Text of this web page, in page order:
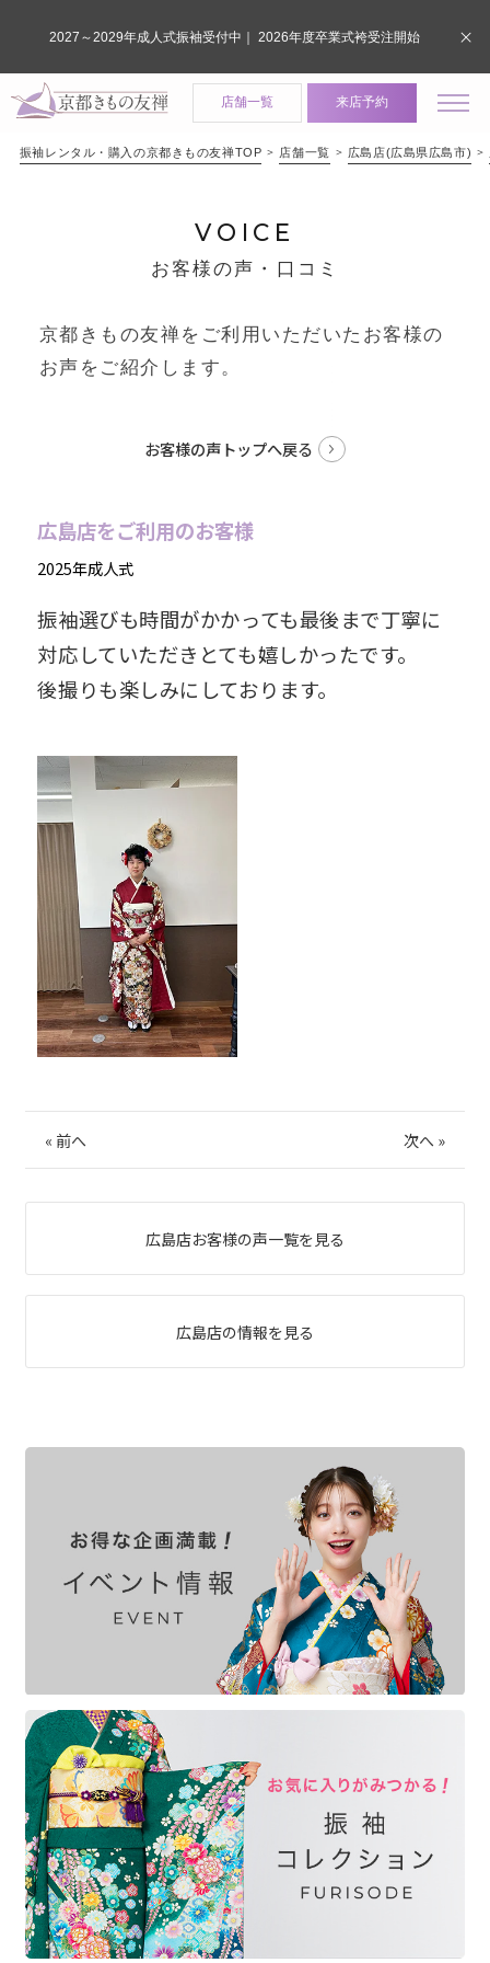
店舗一覧 来店予約
振袖レンタル・購入の京都きもの友禅TOP 店舗一覧 広島店(広島県広島市)
VOICE
お客様の声・口コミ
京都きもの友禅をご利用いただいたお客様の
お声をご紹介します。
お客様の声トップへ戻る
広島店をご利用のお客様
2025年成人式
振袖選びも時間がかかっても最後まで丁寧に
対応していただきとても嬉しかったです。
後撮りも楽しみにしております。
« 前へ 次へ »
広島店お客様の声一覧を見る
広島店の情報を見る
2027～2029年成人式振袖受付中｜ 2026年度卒業式袴受注開始